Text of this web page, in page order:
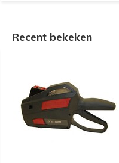
Recent bekeken